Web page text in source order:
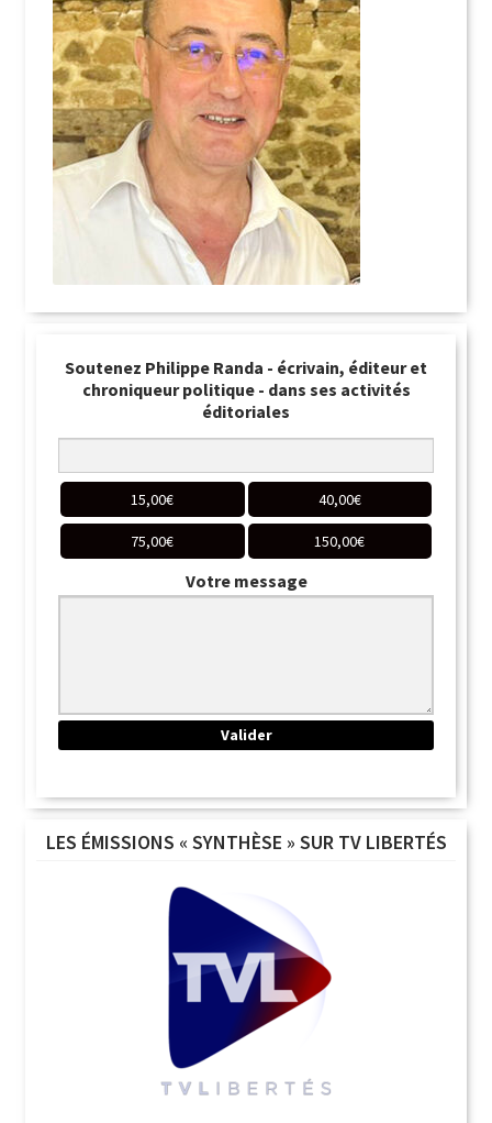
Soutenez Philippe Randa - écrivain, éditeur et
chroniqueur politique - dans ses activités
éditoriales
15,00€ 40,00€
75,00€ 150,00€
Votre message
LES ÉMISSIONS « SYNTHÈSE » SUR TV LIBERTÉS